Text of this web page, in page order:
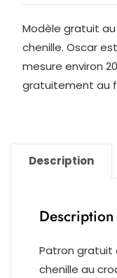
Chenille
–
Modèle
Modèle gratuit
chenille. Oscar
mesure environ
gratuitement au
Description
Description
Patron gratuit
chenille au